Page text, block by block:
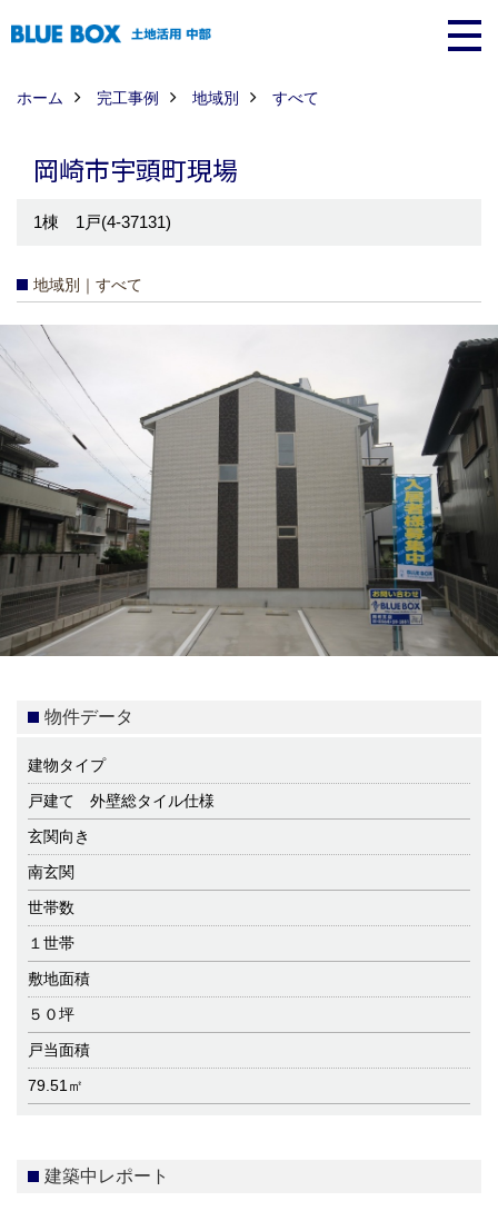
ホーム 完工事例 地域別 すべて
岡崎市宇頭町現場
1棟 1戸(4-37131)
地域別｜すべて
物件データ
建物タイプ
戸建て 外壁総タイル仕様
玄関向き
南玄関
世帯数
１世帯
敷地面積
５０坪
戸当面積
79.51㎡
建築中レポート